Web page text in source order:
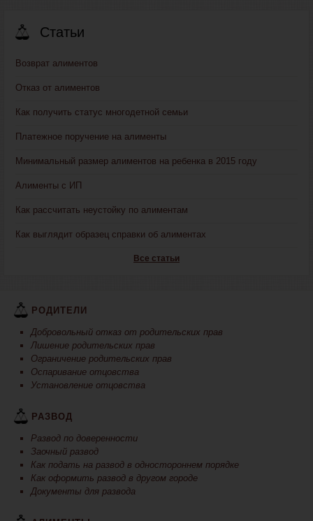
Статьи
Возврат алиментов
Отказ от алиментов
Как получить статус многодетной семьи
Платежное поручение на алименты
Минимальный размер алиментов на ребенка в 2015 году
Алименты с ИП
Как рассчитать неустойку по алиментам
Как выглядит образец справки об алиментах
Все статьи
РОДИТЕЛИ
Добровольный отказ от родительских прав
Лишение родительских прав
Ограничение родительских прав
Оспаривание отцовства
Установление отцовства
РАЗВОД
Развод по доверенности
Заочный развод
Как подать на развод в одностороннем порядке
Как оформить развод в другом городе
Документы для развода